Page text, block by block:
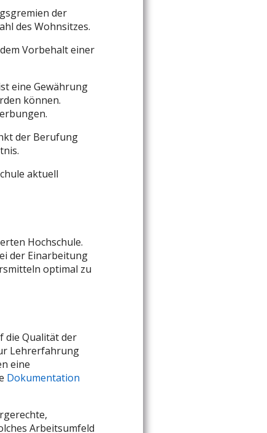
der
des Wohnsitzes.
Vorbehalt einer
eine Gewährung
können.
der Berufung
aktuell
Hochschule.
der Einarbeitung
optimal zu
die Qualität der
Lehrerfahrung
eine
Dokumentation
Arbeitsumfeld